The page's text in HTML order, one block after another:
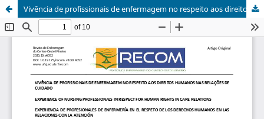
Vivência de profissionais de enfermagem no respeito aos direitos humanos nas relações de cuidado